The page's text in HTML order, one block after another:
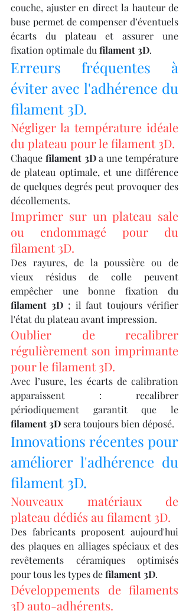
couche, ajuster en direct la hauteur de
buse permet de compenser d’éventuels
écarts du plateau et assurer une
fixation optimale du filament 3D.
Erreurs fréquentes à
éviter avec l'adhérence du
filament 3D.
Négliger la température idéale
du plateau pour le filament 3D.
Chaque filament 3D a une température
de plateau optimale, et une différence
de quelques degrés peut provoquer des
décollements.
Imprimer sur un plateau sale
ou endommagé pour du
filament 3D.
Des rayures, de la poussière ou de
vieux résidus de colle peuvent
filament 3D ; il faut toujours vérifier
l'état du plateau avant impression.
Oublier de recalibrer
régulièrement son imprimante
pour le filament 3D.
Avec l’usure, les écarts de calibration
apparaissent : recalibrer
filament 3D sera toujours bien déposé.
Innovations récentes pour
améliorer l'adhérence du
filament 3D.
Nouveaux matériaux de
plateau dédiés au filament 3D.
Des fabricants proposent aujourd'hui
des plaques en alliages spéciaux et des
revêtements céramiques optimisés
pour tous les types de filament 3D.
Développements de filaments
3D auto-adhérents.